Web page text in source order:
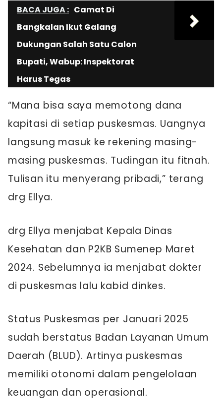
BACA JUGA : Camat Di
Bangkalan Ikut Galang
Dukungan Salah Satu Calon
Bupati, Wabup: Inspektorat
Harus Tegas
“Mana bisa saya memotong dana
kapitasi di setiap puskesmas. Uangnya
langsung masuk ke rekening masing-
masing puskesmas. Tudingan itu fitnah.
Tulisan itu menyerang pribadi,” terang
drg Ellya.
drg Ellya menjabat Kepala Dinas
Kesehatan dan P2KB Sumenep Maret
2024. Sebelumnya ia menjabat dokter
di puskesmas lalu kabid dinkes.
Status Puskesmas per Januari 2025
sudah berstatus Badan Layanan Umum
Daerah (BLUD). Artinya puskesmas
memiliki otonomi dalam pengelolaan
keuangan dan operasional.